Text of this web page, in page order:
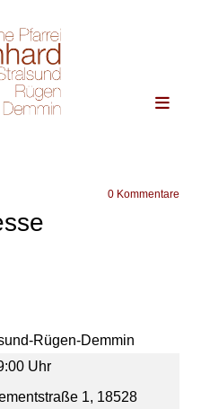
0 Kommentare
Rügen-Demmin
Uhr
1, 18528